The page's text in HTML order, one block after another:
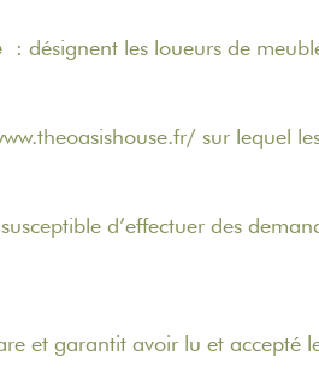
: désignent les loueurs de
sur lequel
d’effectuer des
et garantit avoir lu et accepté